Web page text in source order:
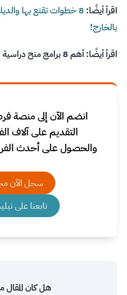
اقرأ أيضًا:
8 خطوات تقنع بها
بالخارج!
اقرأ أيضًا:أهم 8 برامج منح دراسية في فرنسا
انضم الآن إلى منصة
التقديم على آلاف
والحصول على أحدث
سجل الآن
تابعنا على
هل كان المقال